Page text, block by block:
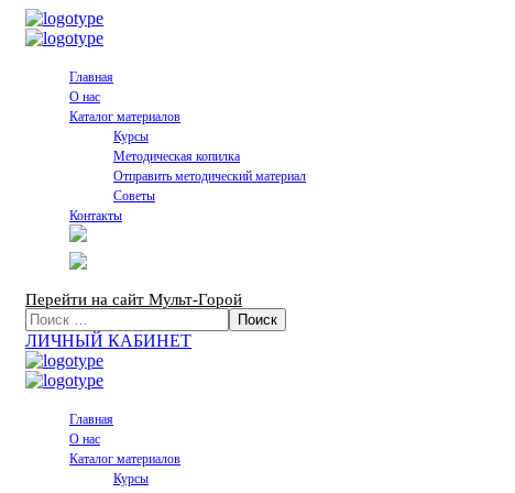
Главная
О нас
Каталог материалов
Курсы
Методическая копилка
Отправить методический материал
Советы
Контакты
Перейти на сайт Мульт-Горой
ЛИЧНЫЙ КАБИНЕТ
Главная
О нас
Каталог материалов
Курсы